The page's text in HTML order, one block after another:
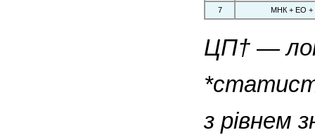
7 МНК + ЕО
ЦП† —
з рівнем